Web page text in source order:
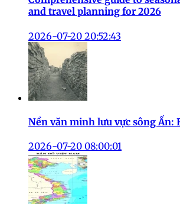
and travel planning for 2026
2026-07-20 20:52:43
Nền văn minh lưu vực sông Ấn:
2026-07-20 08:00:01